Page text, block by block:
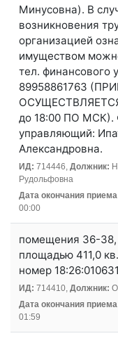
Минусовна). В
возникновения
организацией
имуществом
тел. финансового
89958861763
до 18:00 ПО МСК).
управляющий:
Александровна.
ИД: 714446, Должник:
Рудольфовна
Дата окончания приема
00:00
помещения 36-
площадью 411,0
номер
ИД: 714410, Должник:
Дата окончания приема
01:59